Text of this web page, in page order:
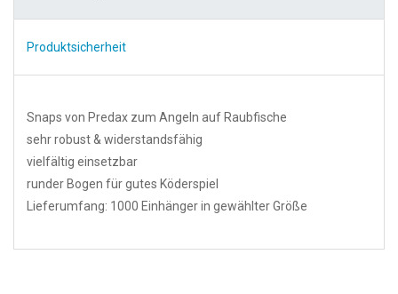
Produktsicherheit
Snaps von Predax zum Angeln auf Raubfische
sehr robust & widerstandsfähig
vielfältig einsetzbar
runder Bogen für gutes Köderspiel
Lieferumfang: 1000 Einhänger in gewählter Größe